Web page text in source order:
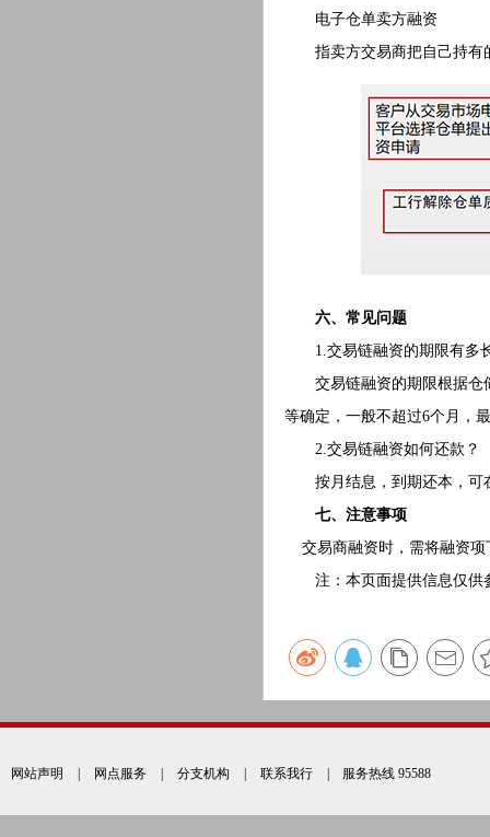
电子仓单卖方融资
指卖方交易商把自己持有
六、常见问题
1.交易链融资的期限有多
交易链融资的期限根据仓储
等确定，一般不超过6个月，
2.交易链融资如何还款？
按月结息，到期还本，可
七、注意事项
交易商融资时，需将融资项
注：本页面提供信息仅供
网站声明 网点服务 分支机构 联系我行 | 服务热线 95588